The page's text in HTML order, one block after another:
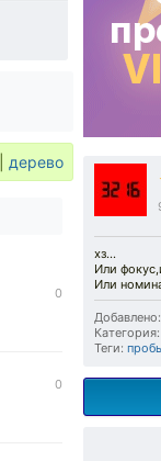
хз...
Или
Или
Категория:
Теги:
дерево
0
0